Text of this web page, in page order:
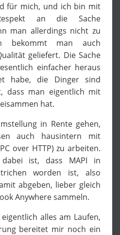
für mich, und ich bin mit
an die Sache
man allerdings nicht zu
bekommt man auch
geliefert. Die Sache
einfacher heraus
habe, die Dinger sind
dass man eigentlich mit
hat.
in Rente gehen,
auch hausintern mit
over HTTP) zu arbeiten.
dabei ist, dass MAPI in
worden ist, also
abgeben, lieber gleich
Anywhere sammeln.
alles am Laufen,
bereitet mir noch ein